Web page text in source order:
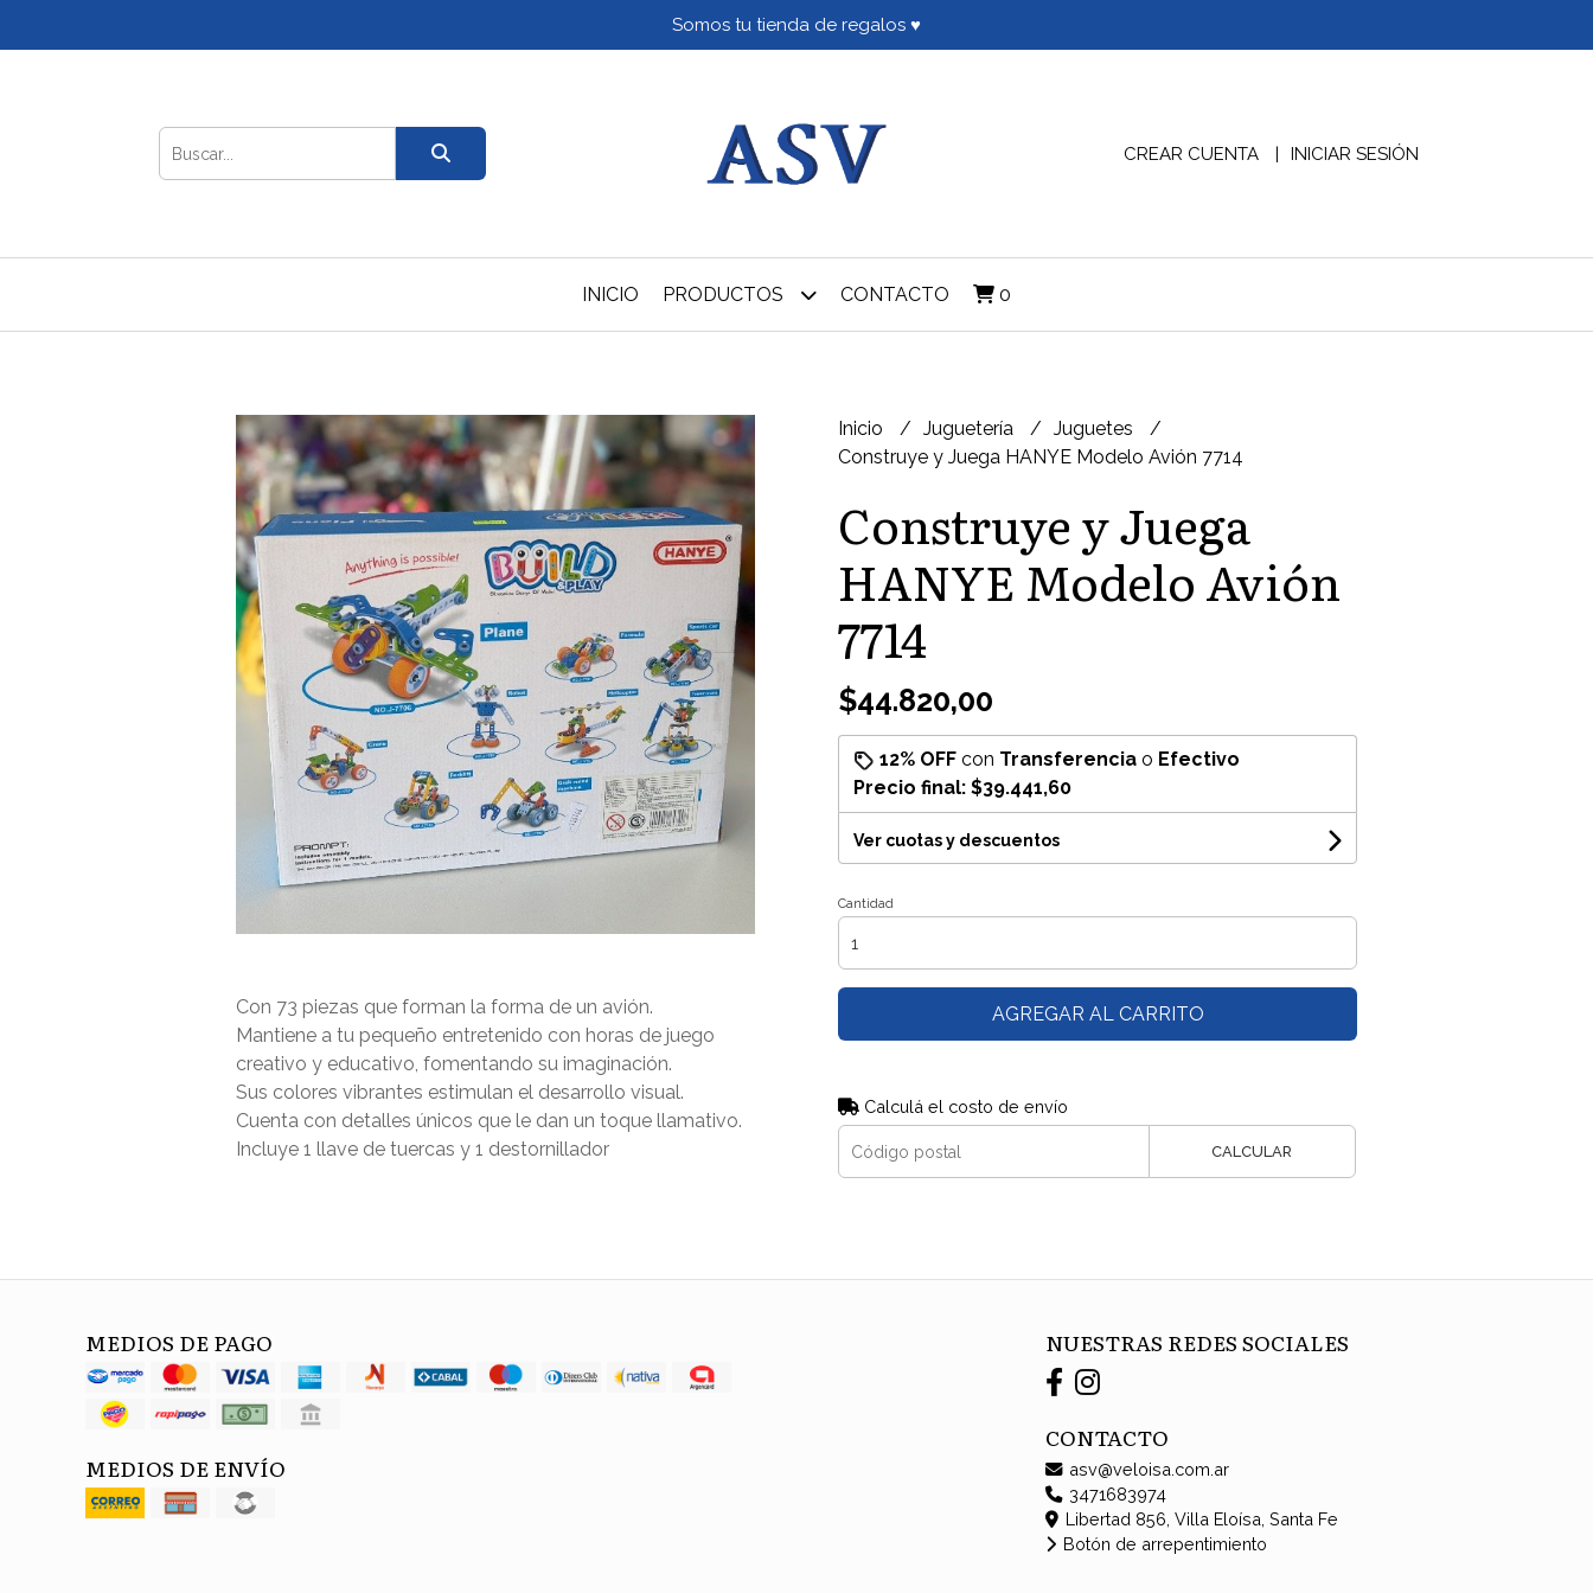
Somos tu tienda de regalos ♥
CREAR CUENTA INICIAR SESIÓN
INICIO PRODUCTOS CONTACTO 0
Con 73 piezas que forman la forma de un avión.
Mantiene a tu pequeño entretenido con horas de juego
creativo y educativo, fomentando su imaginación.
Sus colores vibrantes estimulan el desarrollo visual.
Cuenta con detalles únicos que le dan un toque llamativo.
Incluye 1 llave de tuercas y 1 destornillador
Inicio Juguetería
Juguetes
Construye y Juega HANYE Modelo Avión 7714
Construye y Juega
HANYE Modelo Avión
7714
$44.820,00
12% OFF con Transferencia o Efectivo
Precio final: $39.441,60
Ver cuotas y descuentos
Cantidad
AGREGAR AL CARRITO
Calculá el costo de envío
CALCULAR
MEDIOS DE PAGO
MEDIOS DE ENVÍO
NUESTRAS REDES SOCIALES
CONTACTO
asv@veloisa.com.ar
3471683974
Libertad 856, Villa Eloísa, Santa Fe
Botón de arrepentimiento